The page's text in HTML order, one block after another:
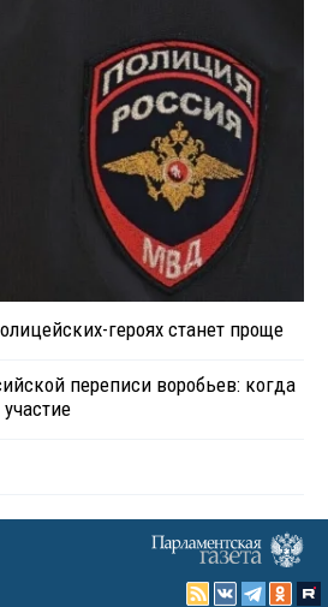
героях станет проще
переписи воробьев: когда